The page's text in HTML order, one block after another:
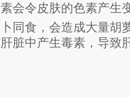
会令皮肤的色素产生
食，会造成大量胡
脏中产生毒素，导致